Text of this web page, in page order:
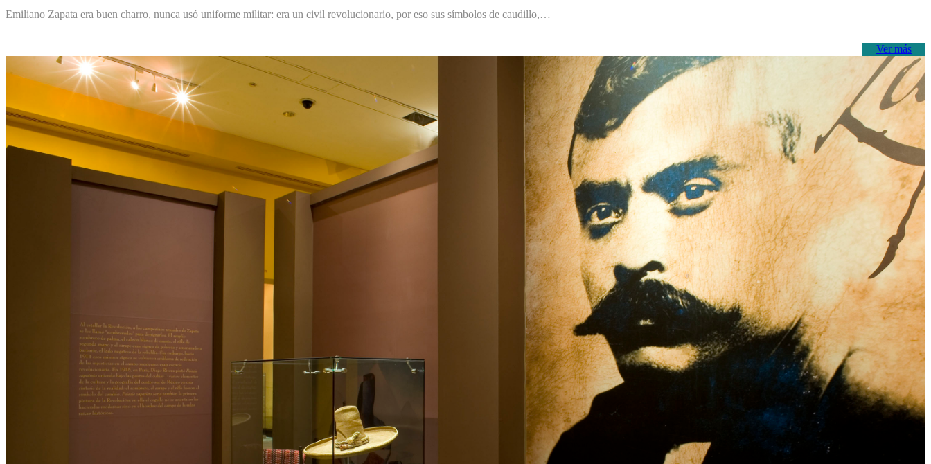
Emiliano Zapata era buen charro, nunca usó uniforme militar: era un civil revolucionario, por eso sus símbolos de caudillo,…
Ver más